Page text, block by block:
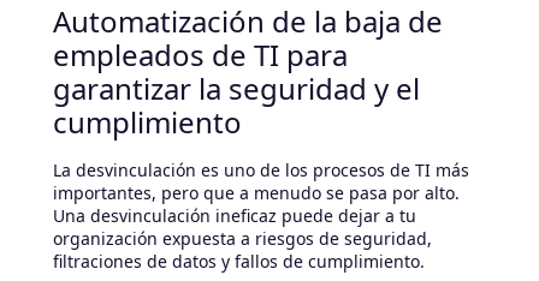
Automatización de la baja de
empleados de TI para
garantizar la seguridad y el
cumplimiento
La desvinculación es uno de los procesos de TI más
importantes, pero que a menudo se pasa por alto.
Una desvinculación ineficaz puede dejar a tu
organización expuesta a riesgos de seguridad,
filtraciones de datos y fallos de cumplimiento.